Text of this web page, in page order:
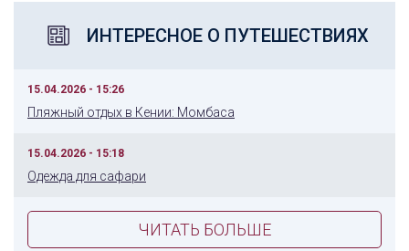
ИНТЕРЕСНОЕ О ПУТЕШЕСТВИЯХ
15.04.2026 - 15:26
Пляжный отдых в Кении: Момбаса
15.04.2026 - 15:18
Одежда для сафари
ЧИТАТЬ БОЛЬШЕ